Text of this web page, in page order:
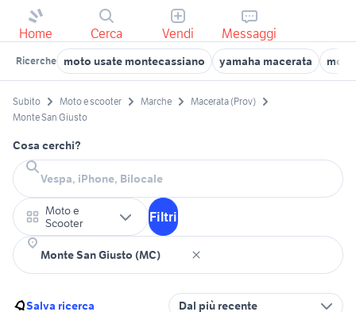
Home Cerca Vendi Messaggi
Ricerche moto usate montecassiano yamaha macerata moto
Subito Moto e scooter Marche
Macerata (Prov)
Monte San Giusto
Cosa cerchi?
Moto e
Scooter
Filtri
Salva ricerca Dal più recente